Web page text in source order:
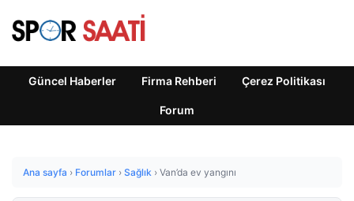
Güncel Haberler Firma Rehberi Çerez Politikası
Forum
Ana sayfa › Forumlar › Sağlık › Van’da ev yangını